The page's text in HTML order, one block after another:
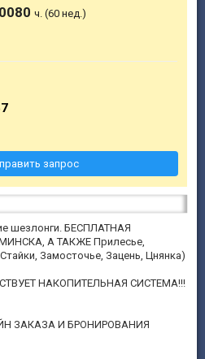
шезлонги. БЕСПЛАТНАЯ
А ТАКЖЕ Прилесье,
Замосточье, Зацень, Цнянка)
НАКОПИТЕЛЬНАЯ СИСТЕМА!!!
ЗАКАЗА И БРОНИРОВАНИЯ
ч. (60 нед.)
запрос